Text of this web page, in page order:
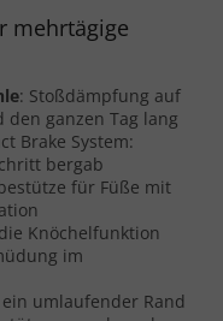
mehrtägige
: Stoßdämpfung auf
ganzen Tag lang
Brake System:
bergab
für Füße mit
Knöchelfunktion
im
umlaufender Rand